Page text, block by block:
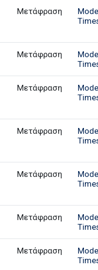
Μετάφραση
Μετάφραση
Μετάφραση
Μετάφραση
Μετάφραση
Μετάφραση
Μετάφραση